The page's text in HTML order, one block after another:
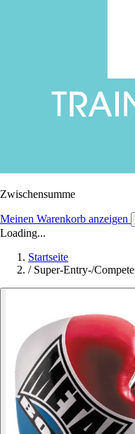
Zwischensumme
Meinen Warenkorb anzeigen
Loading...
Startseite
/ Super-Entry-/